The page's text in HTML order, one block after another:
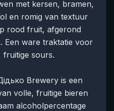
met kersen, bramen,
en romig van textuur
rood fruit, afgerond
Een ware traktatie voor
fruitige sours.
Brewery is een
volle, fruitige bieren
alcoholpercentage